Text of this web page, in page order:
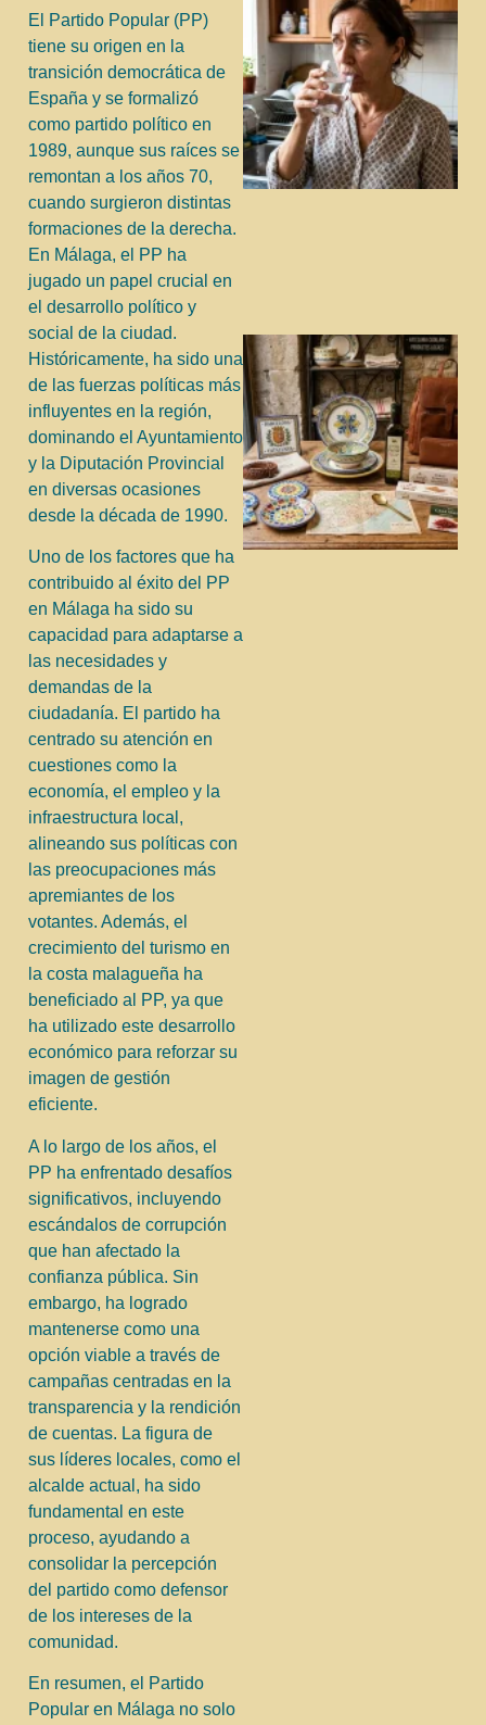
El Partido Popular (PP)
tiene su origen en la
transición democrática de
España y se formalizó
como partido político en
1989, aunque sus raíces se
remontan a los años 70,
cuando surgieron distintas
formaciones de la derecha.
En Málaga, el PP ha
jugado un papel crucial en
el desarrollo político y
social de la ciudad.
Históricamente, ha sido una
de las fuerzas políticas más
influyentes en la región,
dominando el Ayuntamiento
y la Diputación Provincial
en diversas ocasiones
desde la década de 1990.
Uno de los factores que ha
contribuido al éxito del PP
en Málaga ha sido su
capacidad para adaptarse a
las necesidades y
demandas de la
ciudadanía. El partido ha
centrado su atención en
cuestiones como la
economía, el empleo y la
infraestructura local,
alineando sus políticas con
las preocupaciones más
apremiantes de los
votantes. Además, el
crecimiento del turismo en
la costa malagueña ha
beneficiado al PP, ya que
ha utilizado este desarrollo
económico para reforzar su
imagen de gestión
eficiente.
A lo largo de los años, el
PP ha enfrentado desafíos
significativos, incluyendo
escándalos de corrupción
que han afectado la
confianza pública. Sin
embargo, ha logrado
mantenerse como una
opción viable a través de
campañas centradas en la
transparencia y la rendición
de cuentas. La figura de
sus líderes locales, como el
alcalde actual, ha sido
fundamental en este
proceso, ayudando a
consolidar la percepción
del partido como defensor
de los intereses de la
comunidad.
En resumen, el Partido
Popular en Málaga no solo